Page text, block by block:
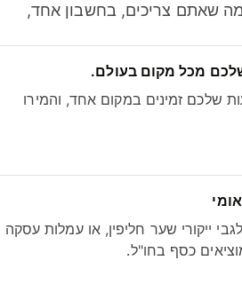
מה שאתם צריכים, בחשבון אחד,
מכל מקום בעולם.
זמינים במקום אחד, והמירו
ייקורי שער חליפין, או עמלות עסקה
כסף בחו"ל.